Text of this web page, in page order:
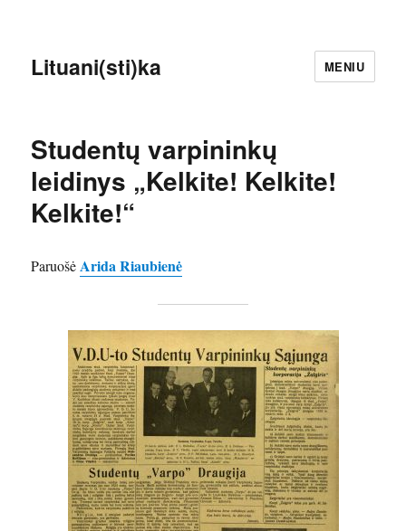
Lituani(sti)ka MENIU
Studentų varpininkų
leidinys „Kelkite! Kelkite!
Kelkite!“
Paruošė Arida Riaubienė